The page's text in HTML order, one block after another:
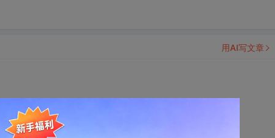
”在设计和运行模试下都正常显示，但在打印的时候
用AI写文章